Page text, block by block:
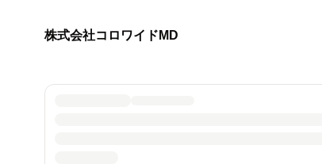
株式会社コロワイドMD